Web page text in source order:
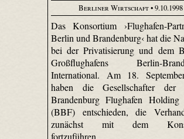
Berliner Wirtschaft• 9.10.1998
Das Konsortium ›Flughafen-
Berlin und Brandenburg‹ hat die
bei der Privatisierung und dem
Großflughafens Berlin-
International. Am 18.
haben die Gesellschafter der
Brandenburg Flughafen Holding
(BBF) entschieden, die
zunächst mit dem
fortzuführen.